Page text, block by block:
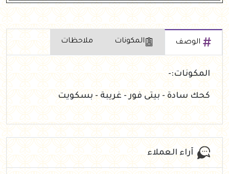
الوصف المكونات ملاحظات
المكونات:-
كحك سادة - بيتى فور - غريبة - بسكويت
آراء العملاء